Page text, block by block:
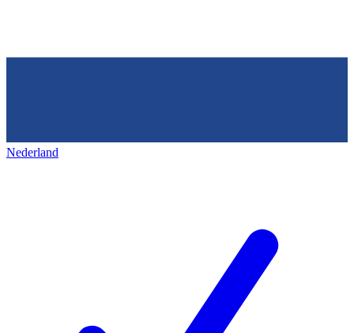
Nederland